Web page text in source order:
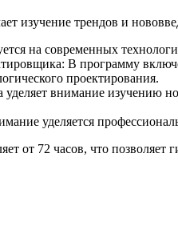
изучение трендов и
на современных
В программу
проектирования.
внимание изучению
уделяется
от 72 часов, что позволяет